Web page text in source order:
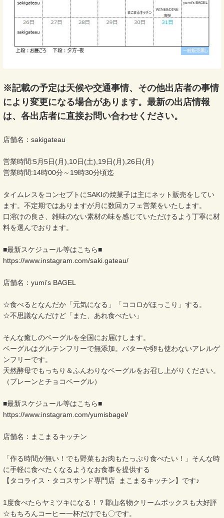
※記載の予定は天候や交通事情、その他出店者の事情
により変更になる場合があります。最新の出店情報
は、各出店者に直接お問い合わせください。
店舗名：sakigateau
営業時間:5月5日(月),10日(土),19日(月),26日(月)
営業時間:14時00分～19時30分頃迄
タイムレスをコンセプトにSAKIの焼菓子は主にネット販売をしてい
ます。不定期ではありますが月に数回カフェ営業をいたします。
口溶けの良さ、雑味のない素材の味を感じていただけるよう丁寧に材
料を選んでおります。
■最新スケジュール等はこちら■
https://www.instagram.com/saki.gateau/
店舗名：yumi’s BAGEL
☆食べるとなんだか「元気になる」「ココロがほっこり」する。
☆不思議なんだけど「また、あれ食べたい」
そんな癒しのベーグルを全国にお届けします。
ベーグルはグルテンフリーで無添加。バターや卵も使わないアレルゲ
ンフリーです。
天然酵母でもっちり＆ふんわりなベーグルをお召し上がりください。
（プレーンとチョコベーグル）
■最新スケジュール等はこちら■
https://www.instagram.com/yumisbagel/
店舗名：まこまるキッチン
「作る時間が無い！でも野菜もお肉もたっぷり食べたい！」そんな時
に手軽に食べたくなるようなお食事を提供する
【タコライス・タコスサンド専門店 まこまるキッチン】です♪
1度食べたらヤミツキになる！？郡山名物クリームボックスも大好評
☆もちろんコーヒー一杯だけでも〇です。